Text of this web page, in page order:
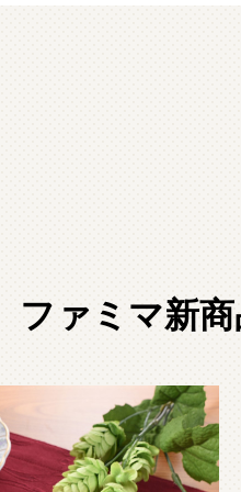
ファミマ新